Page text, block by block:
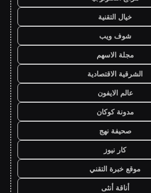
خيال التقنية
شوف ويب
مجلة الاسهم
الشرقية الاقتصادية
عالم الايفون
مدونة كوكان
صحيفة نهج
كار نيوز
موقع خبرة التقني
أناقة أنثى